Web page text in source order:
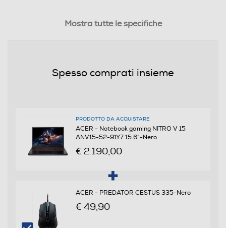
Intel Core 9 (H serie 2)
Nome Processore
Velocità del processore in GHz
Mostra tutte le specifiche
Spesso comprati insieme
PRODOTTO DA ACQUISTARE
ACER - Notebook gaming NITRO V 15
ANV15-52-91Y7 15.6"-Nero
€ 2.190,00
ACER - PREDATOR CESTUS 335-Nero
€ 49,90